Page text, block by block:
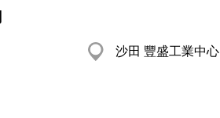
沙田 豐盛工業中心